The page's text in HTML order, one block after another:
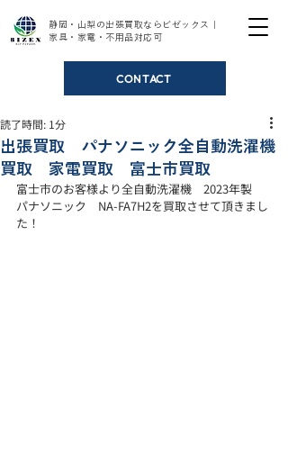
静岡・山梨の出張買取ならビゼックス｜
家具・家電・不用品対応可
CONTACT
出張買取 パナソニック全自動洗濯機
買取 家電買取 富士市買取
読了時間: 1分
富士市のお客様より全自動洗濯機　2023年製
パナソニック　NA-FA7H2を買取させて頂きまし
た！